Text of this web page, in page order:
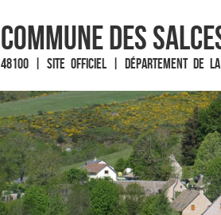
Commune des
48100 | Site officiel | Département de la